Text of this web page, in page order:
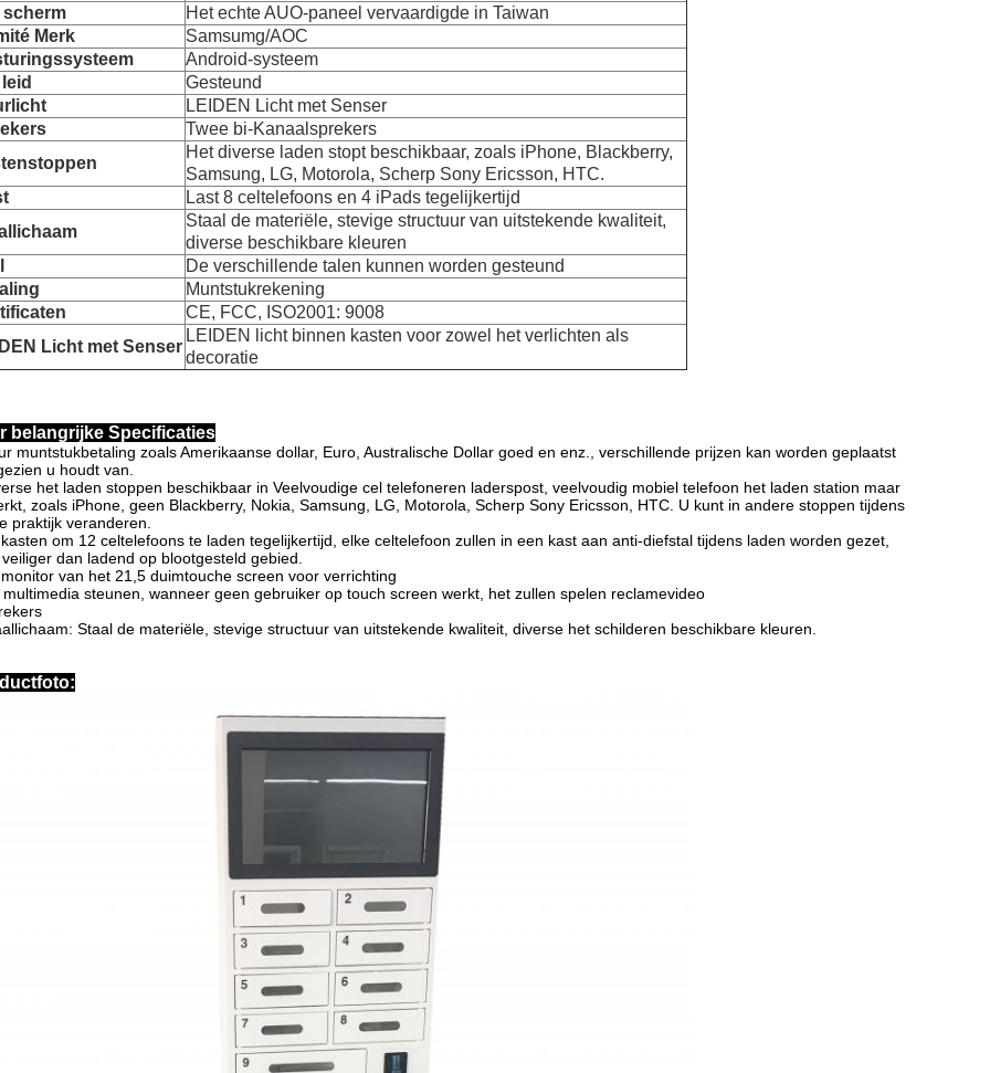
scherm
Het echte AUO-paneel vervaardigde in Taiwan
Merk
Samsumg/AOC
Android-systeem
Gesteund
LEIDEN Licht met Senser
Twee bi-Kanaalsprekers
Het diverse laden stopt beschikbaar, zoals iPhone, Blackberry,
Samsung, LG, Motorola, Scherp Sony Ericsson, HTC.
Last 8 celtelefoons en 4 iPads tegelijkertijd
Staal de materiële, stevige structuur van uitstekende kwaliteit,
diverse beschikbare kleuren
De verschillende talen kunnen worden gesteund
Muntstukrekening
CE, FCC, ISO2001: 9008
Licht met Senser
LEIDEN licht binnen kasten voor zowel het verlichten als
decoratie
belangrijke Specificaties
muntstukbetaling zoals Amerikaanse dollar, Euro, Australische Dollar goed en enz., verschillende prijzen kan worden geplaatst
u houdt van.
het laden stoppen beschikbaar in Veelvoudige cel telefoneren laderspost, veelvoudig mobiel telefoon het laden station maar
zoals iPhone, geen Blackberry, Nokia, Samsung, LG, Motorola, Scherp Sony Ericsson, HTC. U kunt in andere stoppen tijdens
praktijk veranderen.
om 12 celtelefoons te laden tegelijkertijd, elke celtelefoon zullen in een kast aan anti-diefstal tijdens laden worden gezet,
dan ladend op blootgesteld gebied.
van het 21,5 duimtouche screen voor verrichting
multimedia steunen, wanneer geen gebruiker op touch screen werkt, het zullen spelen reclamevideo
Staal de materiële, stevige structuur van uitstekende kwaliteit, diverse het schilderen beschikbare kleuren.